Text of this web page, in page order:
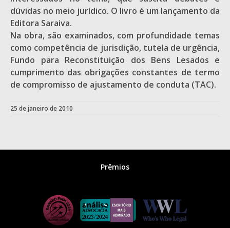
dúvidas no meio jurídico. O livro é um lançamento da
Editora Saraiva.
Na obra, são examinados, com profundidade temas
como competência de jurisdição, tutela de urgência,
Fundo para Reconstituição dos Bens Lesados e
cumprimento das obrigações constantes de termo
de compromisso de ajustamento de conduta (TAC).
25 de janeiro de 2010
Prêmios